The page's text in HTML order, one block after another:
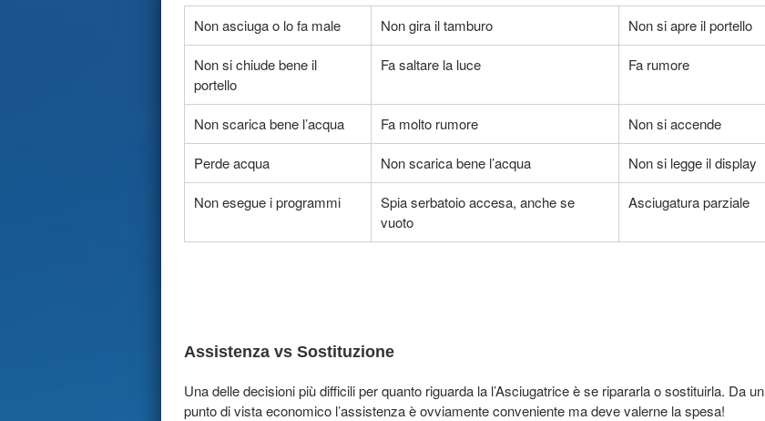
Non asciuga o lo fa male Non gira il tamburo Non si apre il portello
Non si chiude bene il
portello
Fa saltare la luce Fa rumore
Non scarica bene l’acqua Fa molto rumore Non si accende
Perde acqua Non scarica bene l’acqua Non si legge il display
Non esegue i programmi
Spia serbatoio accesa, anche se
vuoto
Asciugatura parziale
Assistenza vs Sostituzione
Una delle decisioni più difficili per quanto riguarda la l’Asciugatrice è se ripararla o sostituirla. Da un
punto di vista economico l’assistenza è ovviamente conveniente ma deve valerne la spesa!